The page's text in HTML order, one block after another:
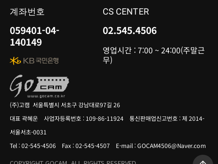
(주)고캠 서울특별시 서초구 강남대로97길 26
대표 곽혜운 사업자등록번호 : 109-86-11924 통신판매업신고번호 : 제 2014-
서울서초-0031
Tel : 02-545-4506 Fax : 02-545-4507 E-mail : GOCAM4506@Naver.com
계좌번호
059401-04-
140149
CS CENTER
02.545.4506
영업시간 : 7:00 ~ 24:00(주말근
무)